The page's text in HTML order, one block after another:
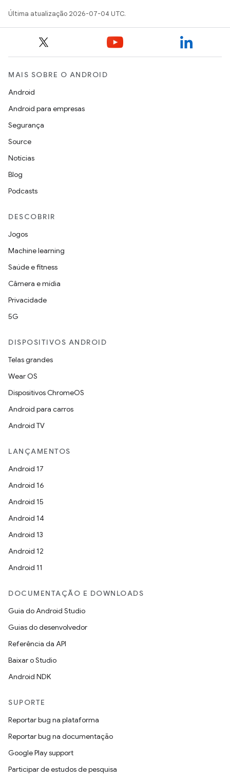
Última atualização 2026-07-04 UTC.
MAIS SOBRE O ANDROID
Android
Android para empresas
Segurança
Source
Notícias
Blog
Podcasts
DESCOBRIR
Jogos
Machine learning
Saúde e fitness
Câmera e mídia
Privacidade
5G
DISPOSITIVOS ANDROID
Telas grandes
Wear OS
Dispositivos ChromeOS
Android para carros
Android TV
LANÇAMENTOS
Android 17
Android 16
Android 15
Android 14
Android 13
Android 12
Android 11
DOCUMENTAÇÃO E DOWNLOADS
Guia do Android Studio
Guias do desenvolvedor
Referência da API
Baixar o Studio
Android NDK
SUPORTE
Reportar bug na plataforma
Reportar bug na documentação
Google Play support
Participar de estudos de pesquisa